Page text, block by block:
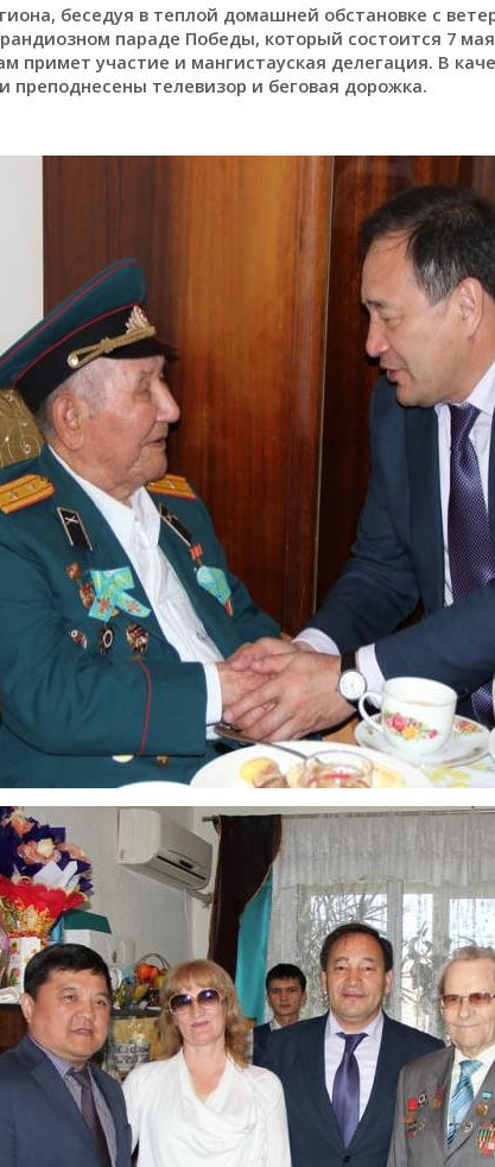
беседуя в теплой домашней обстановке с
параде Победы, который состоится 7
примет участие и мангистауская делегация. В
преподнесены телевизор и беговая дорожка.